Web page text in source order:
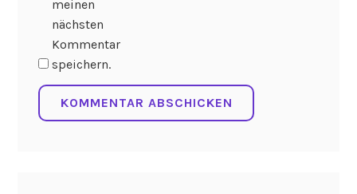
meinen
nächsten
Kommentar
speichern.